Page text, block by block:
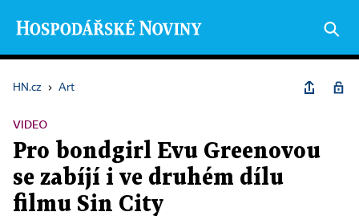
HN.cz › Art
VIDEO
Pro bondgirl Evu Greenovou
se zabíjí i ve druhém dílu
filmu Sin City